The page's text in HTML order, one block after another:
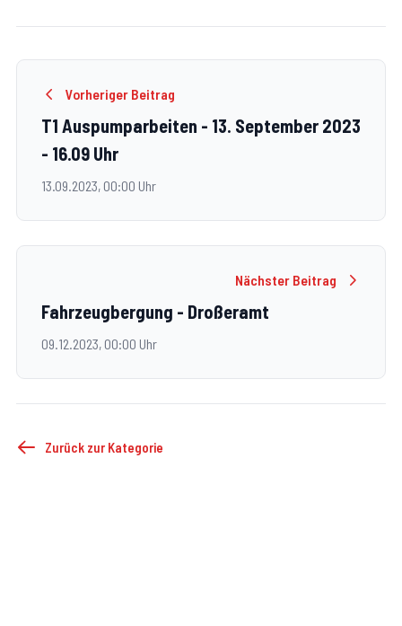
Vorheriger Beitrag
T1 Auspumparbeiten - 13. September 2023
- 16.09 Uhr
13.09.2023, 00:00 Uhr
Nächster Beitrag
Fahrzeugbergung - Droßeramt
09.12.2023, 00:00 Uhr
Zurück zur Kategorie